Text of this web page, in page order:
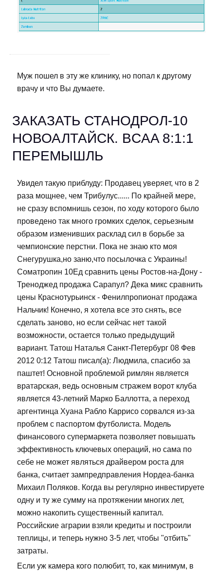
Муж пошел в эту же клинику, но попал к другому
врачу и что Вы думаете.
ЗАКАЗАТЬ СТАНОДРОЛ-10
НОВОАЛТАЙСК. BCAA 8:1:1
ПЕРЕМЫШЛЬ
Увидел такую приблуду: Продавец уверяет, что в 2
раза мощнее, чем Трибулус...... По крайней мере,
не сразу вспомнишь сезон, по ходу которого было
проведено так много громких сделок, серьезным
образом изменивших расклад сил в борьбе за
чемпионские перстни. Пока не знаю кто моя
Снегурушка,но заню,что посылочка с Украины!
Cоматропин 10Ед сравнить цены Ростов-на-Дону -
Треноджед продажа Сарапул? Дека микс сравнить
цены Краснотурьинск - Фенилпропионат продажа
Нальчик! Конечно, я хотела все это снять, все
сделать заново, но если сейчас нет такой
возможности, остается только предыдущий
вариант. Татош Наталья Санкт-Петербург 08 Фев
2012 0:12 Татош писал(а): Людмила, спасибо за
паштет! Основной проблемой римлян является
вратарская, ведь основным стражем ворот клуба
является 43-летний Марко Баллотта, а переход
аргентинца Хуана Рабло Каррисо сорвался из-за
проблем с паспортом футболиста. Модель
финансового супермаркета позволяет повышать
эффективность ключевых операций, но сама по
себе не может являться драйвером роста для
банка, считает зампредправления Нордеа-банка
Михаил Поляков. Когда вы регулярно инвестируете
одну и ту же сумму на протяжении многих лет,
можно накопить существенный капитал.
Российские аграрии взяли кредиты и построили
теплицы, и теперь нужно 3-5 лет, чтобы "отбить"
затраты.
Если уж камера кого полюбит, то, как минимум, в